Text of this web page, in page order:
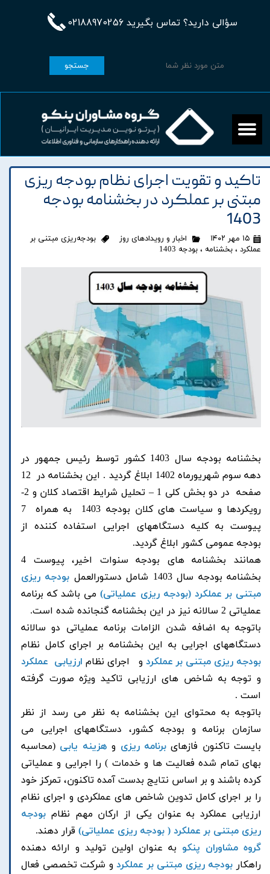
سؤالی دارید؟ تماس بگیرید 02188970256
جستجو
تاکید و تقویت اجرای نظام بودجه ریزی
مبتنی بر عملکرد در بخشنامه بودجه
1403
۱۵ مهر ۱۴۰۲ اخبار و رویدادهای روز
بودجه‌ریزی مبتنی بر
عملکرد ، بخشنامه ، بودجه 1403
بخشنامه بودجه سال 1403 کشور توسط رئیس جمهور در
دهه سوم شهریورماه 1402 ابلاغ گردید . این بخشنامه در 12
صفحه در دو بخش کلی 1 – تحلیل شرایط اقتصاد کلان و 2-
رویکردها و سیاست های کلان بودجه 1403 به همراه 7
پیوست به کلیه دستگاههای اجرایی استفاده کننده از
بودجه عمومی کشور ابلاغ گردید.
همانند بخشنامه های بودجه سنوات اخیر، پیوست 4
بخشنامه بودجه سال 1403 شامل دستورالعمل
بودجه ریزی
مبتنی بر عملکرد (بودجه ریزی عملیاتی)می باشد که برنامه
عملیاتی 2 سالانه نیز در این بخشنامه گنجانده شده است.
باتوجه به اضافه شدن الزامات برنامه عملیاتی دو سالانه
دستگاههای اجرایی به این بخشنامه بر اجرای کامل نظام
بودجه ریزی مبتنی بر عملکرد و اجرای نظام ارزیابی عملکرد
و توجه به شاخص های ارزیابی تاکید ویژه صورت گرفته
است .
باتوجه به محتوای این بخشنامه به نظر می رسد از نظر
سازمان برنامه و بودجه کشور، دستگاههای اجرایی می
بایست تاکنون فازهایبرنامه ریزی و هزینه یابی (محاسبه
بهای تمام شده فعالیت ها و خدمات ) را اجرایی و عملیاتی
کرده باشند و بر اساس نتایج بدست آمده تاکنون، تمرکز خود
را بر اجرای کامل تدوین شاخص های عملکردی و اجرای نظام
ارزیابی عملکرد به عنوان یکی از ارکان مهم نظام بودجه
ریزی مبتنی بر عملکرد ( بودجه ریزی عملیاتی) قرار دهند.
گروه مشاوران پنکو به عنوان اولین تولید و ارائه دهنده
راهکار بودجه ریزی مبتنی بر عملکردو شرکت تخصصی فعال